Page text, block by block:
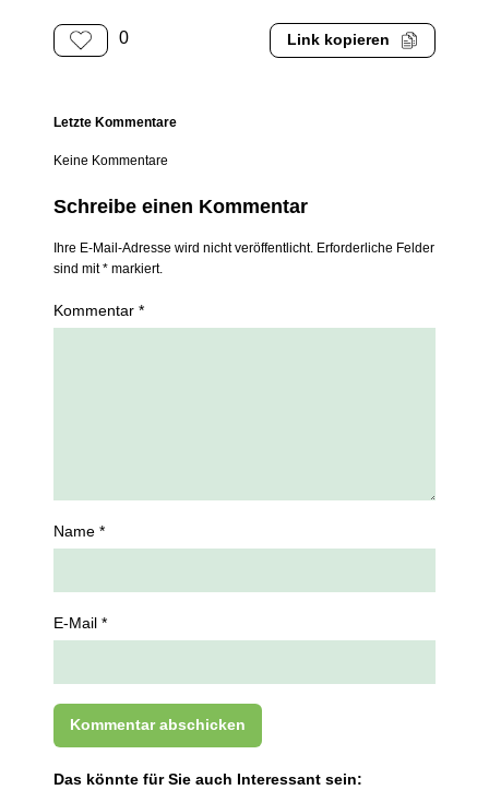
0 Link kopieren
Letzte Kommentare
Keine Kommentare
Schreibe einen Kommentar
Ihre E-Mail-Adresse wird nicht veröffentlicht. Erforderliche Felder
sind mit * markiert.
Kommentar *
Name *
E-Mail *
Das könnte für Sie auch Interessant sein: